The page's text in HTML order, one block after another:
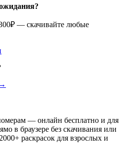
— скачивайте любые
— онлайн бесплатно и для
в браузере без скачивания или
раскрасок для взрослых и